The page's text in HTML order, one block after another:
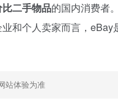
二手物品的国内消费者
和个人卖家而言，eBay
站体验为准